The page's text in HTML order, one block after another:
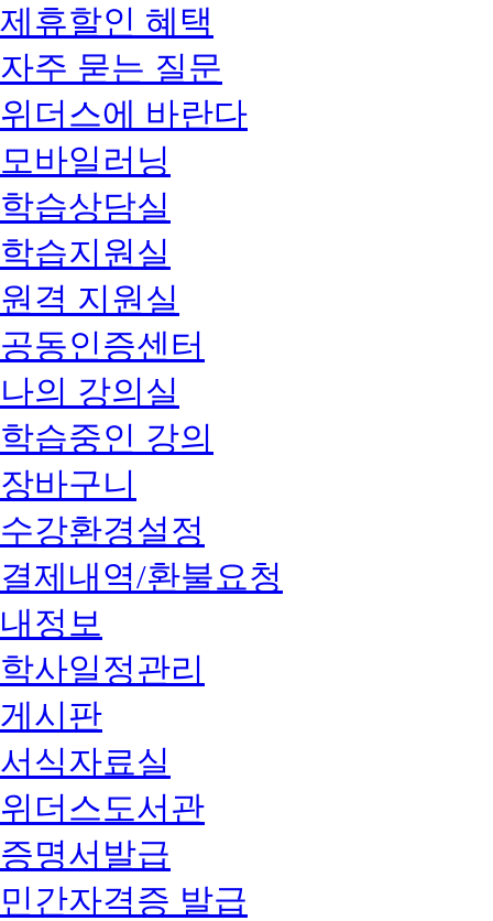
제휴할인 혜택
자주 묻는 질문
위더스에 바란다
모바일러닝
학습상담실
학습지원실
원격 지원실
공동인증센터
나의 강의실
학습중인 강의
장바구니
수강환경설정
결제내역/환불요청
내정보
학사일정관리
게시판
서식자료실
위더스도서관
증명서발급
민간자격증 발급